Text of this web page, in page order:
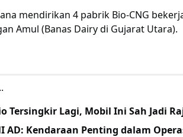
mendirikan 4 pabrik Bio-CNG
Amul (Banas Dairy di Gujarat Utara).
Tersingkir Lagi, Mobil Ini Sah Jadi
AD: Kendaraan Penting dalam